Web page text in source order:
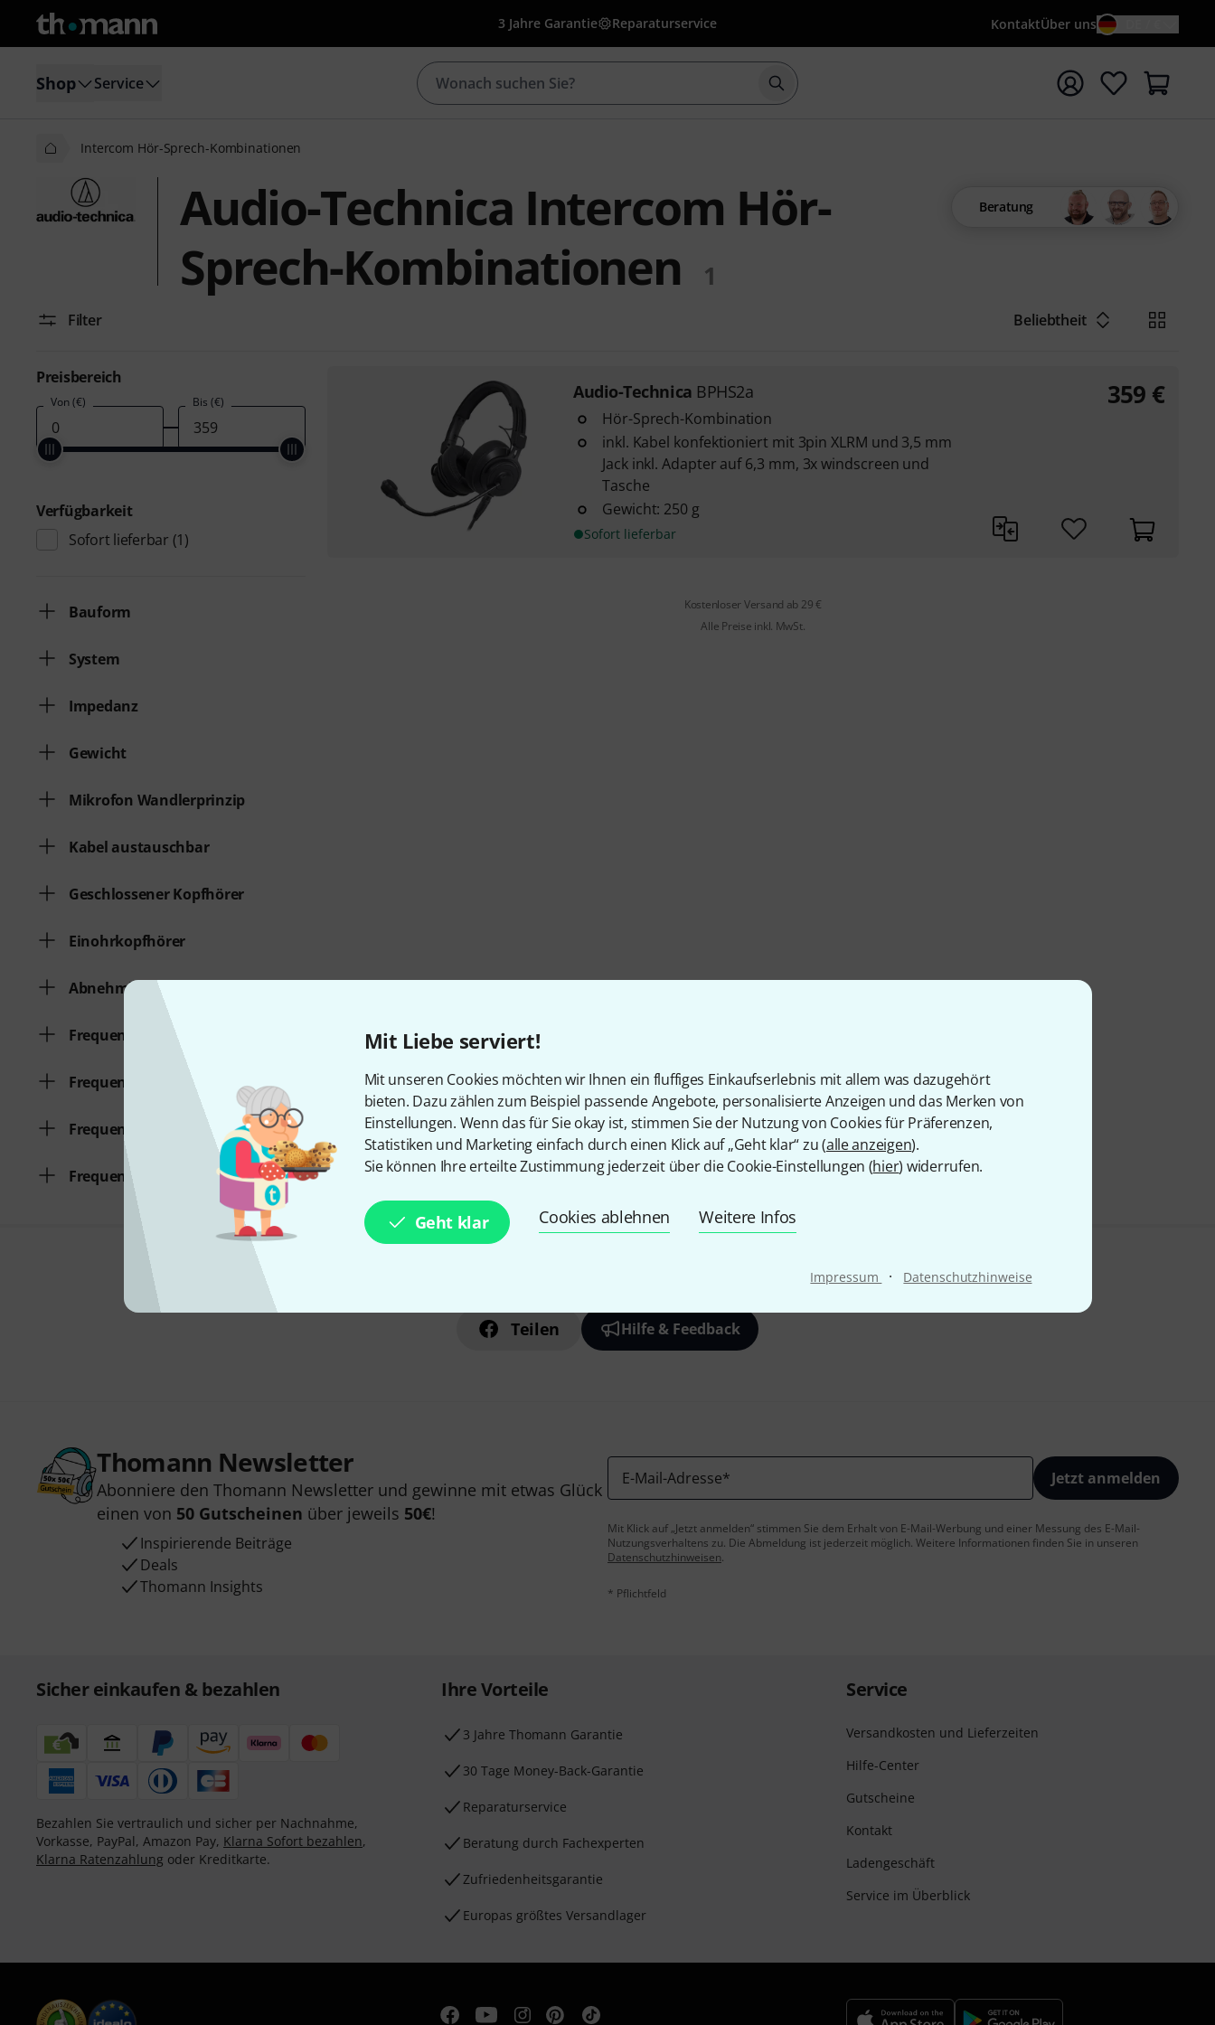
Mit Liebe serviert!
Mit unseren Cookies möchten wir Ihnen ein fluffiges Einkaufserlebnis mit allem was dazugehört
bieten. Dazu zählen zum Beispiel passende Angebote, personalisierte Anzeigen und das Merken von
Einstellungen. Wenn das für Sie okay ist, stimmen Sie der Nutzung von Cookies für Präferenzen,
Statistiken und Marketing einfach durch einen Klick auf „Geht klar“ zu (alle anzeigen).
Sie können Ihre erteilte Zustimmung jederzeit über die Cookie-Einstellungen (hier) widerrufen.
Geht klar Cookies ablehnen Weitere Infos
Impressum · Datenschutzhinweise
3 Jahre Garantie Reparaturservice KontaktÜber uns
Shop Service Suche mit Suchwort {searchTerm} starten
Intercom Hör-Sprech-Kombinationen
Audio-Technica Intercom Hör-
Sprech-Kombinationen
1
Beratung
Filter Beliebtheit
Preisbereich
Von (€) Bis (€)
Verfügbarkeit
Sofort lieferbar (1)
Bauform
System
Impedanz
Gewicht
Mikrofon Wandlerprinzip
Kabel austauschbar
Geschlossener Kopfhörer
Einohrkopfhörer
Abnehmbares Kabel
Frequenzgang Kopfhörer von
Frequenzgang Kopfhörer bis
Frequenzgang Mikrofon von
Frequenzgang Mikrofon bis
Audio-Technica BPHS2a
Hör-Sprech-Kombination
inkl. Kabel konfektioniert mit 3pin XLRM und 3,5 mm
Jack inkl. Adapter auf 6,3 mm, 3x windscreen und
Tasche
Gewicht: 250 g
Sofort lieferbar
359 €
Kostenloser Versand ab 29 €
Alle Preise inkl. MwSt.
Teilen Hilfe & Feedback
Thomann Newsletter
Abonniere den Thomann Newsletter und gewinne mit etwas Glück
einen von 50 Gutscheinen über jeweils 50€!
Inspirierende Beiträge
Deals
Thomann Insights
E-Mail-Adresse* Jetzt anmelden
Mit Klick auf „Jetzt anmelden“ stimmen Sie dem Erhalt von E-Mail-Werbung und einer Messung des E-Mail-
Nutzungsverhaltens zu. Die Abmeldung ist jederzeit möglich. Weitere Informationen finden Sie in unseren
Datenschutzhinweisen.
* Pflichtfeld
Sicher einkaufen & bezahlen
Bezahlen Sie vertraulich und sicher per Nachnahme,
Vorkasse, PayPal, Amazon Pay, Klarna Sofort bezahlen,
Klarna Ratenzahlung oder Kreditkarte.
Ihre Vorteile
3 Jahre Thomann Garantie
30 Tage Money-Back-Garantie
Reparaturservice
Beratung durch Fachexperten
Zufriedenheitsgarantie
Europas größtes Versandlager
Service
Versandkosten und Lieferzeiten
Hilfe-Center
Gutscheine
Kontakt
Ladengeschäft
Service im Überblick